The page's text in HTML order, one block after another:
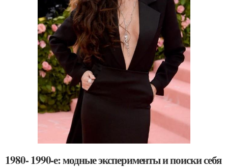
1980- 1990-е: модные эксперименты и поиски себя